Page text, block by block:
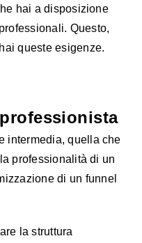
hai a disposizione
Questo,
queste esigenze.
intermedia, quella che
professionalità di un
di un funnel
la struttura